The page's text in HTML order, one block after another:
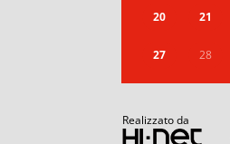
20 21
27 28
Realizzato da